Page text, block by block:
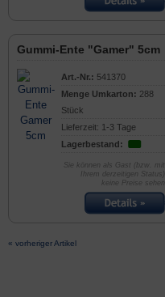
Gummi-Ente "Gamer" 5cm
Art.-Nr.: 541370
Menge Umkarton: 288
Stück
Lieferzeit: 1-3 Tage
Lagerbestand:
Sie können als Gast (bzw. mit
Ihrem derzeitigen Status)
keine Preise sehen
« vorheriger Artikel